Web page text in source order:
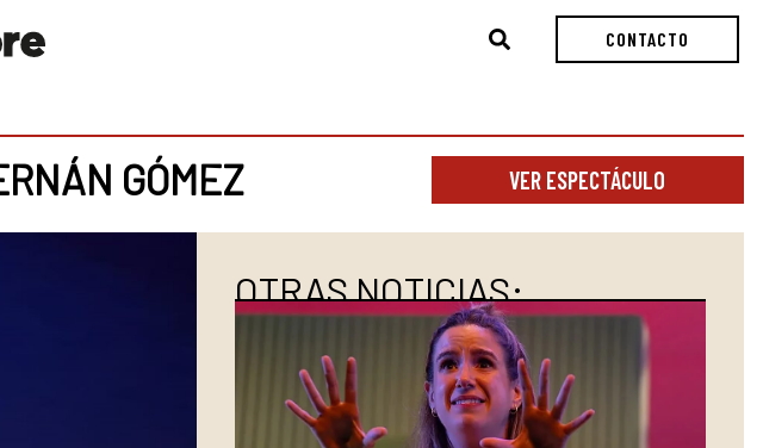
Buscar CONTACTO
GÓMEZ VER ESPECTÁCULO
OTRAS NOTICIAS: